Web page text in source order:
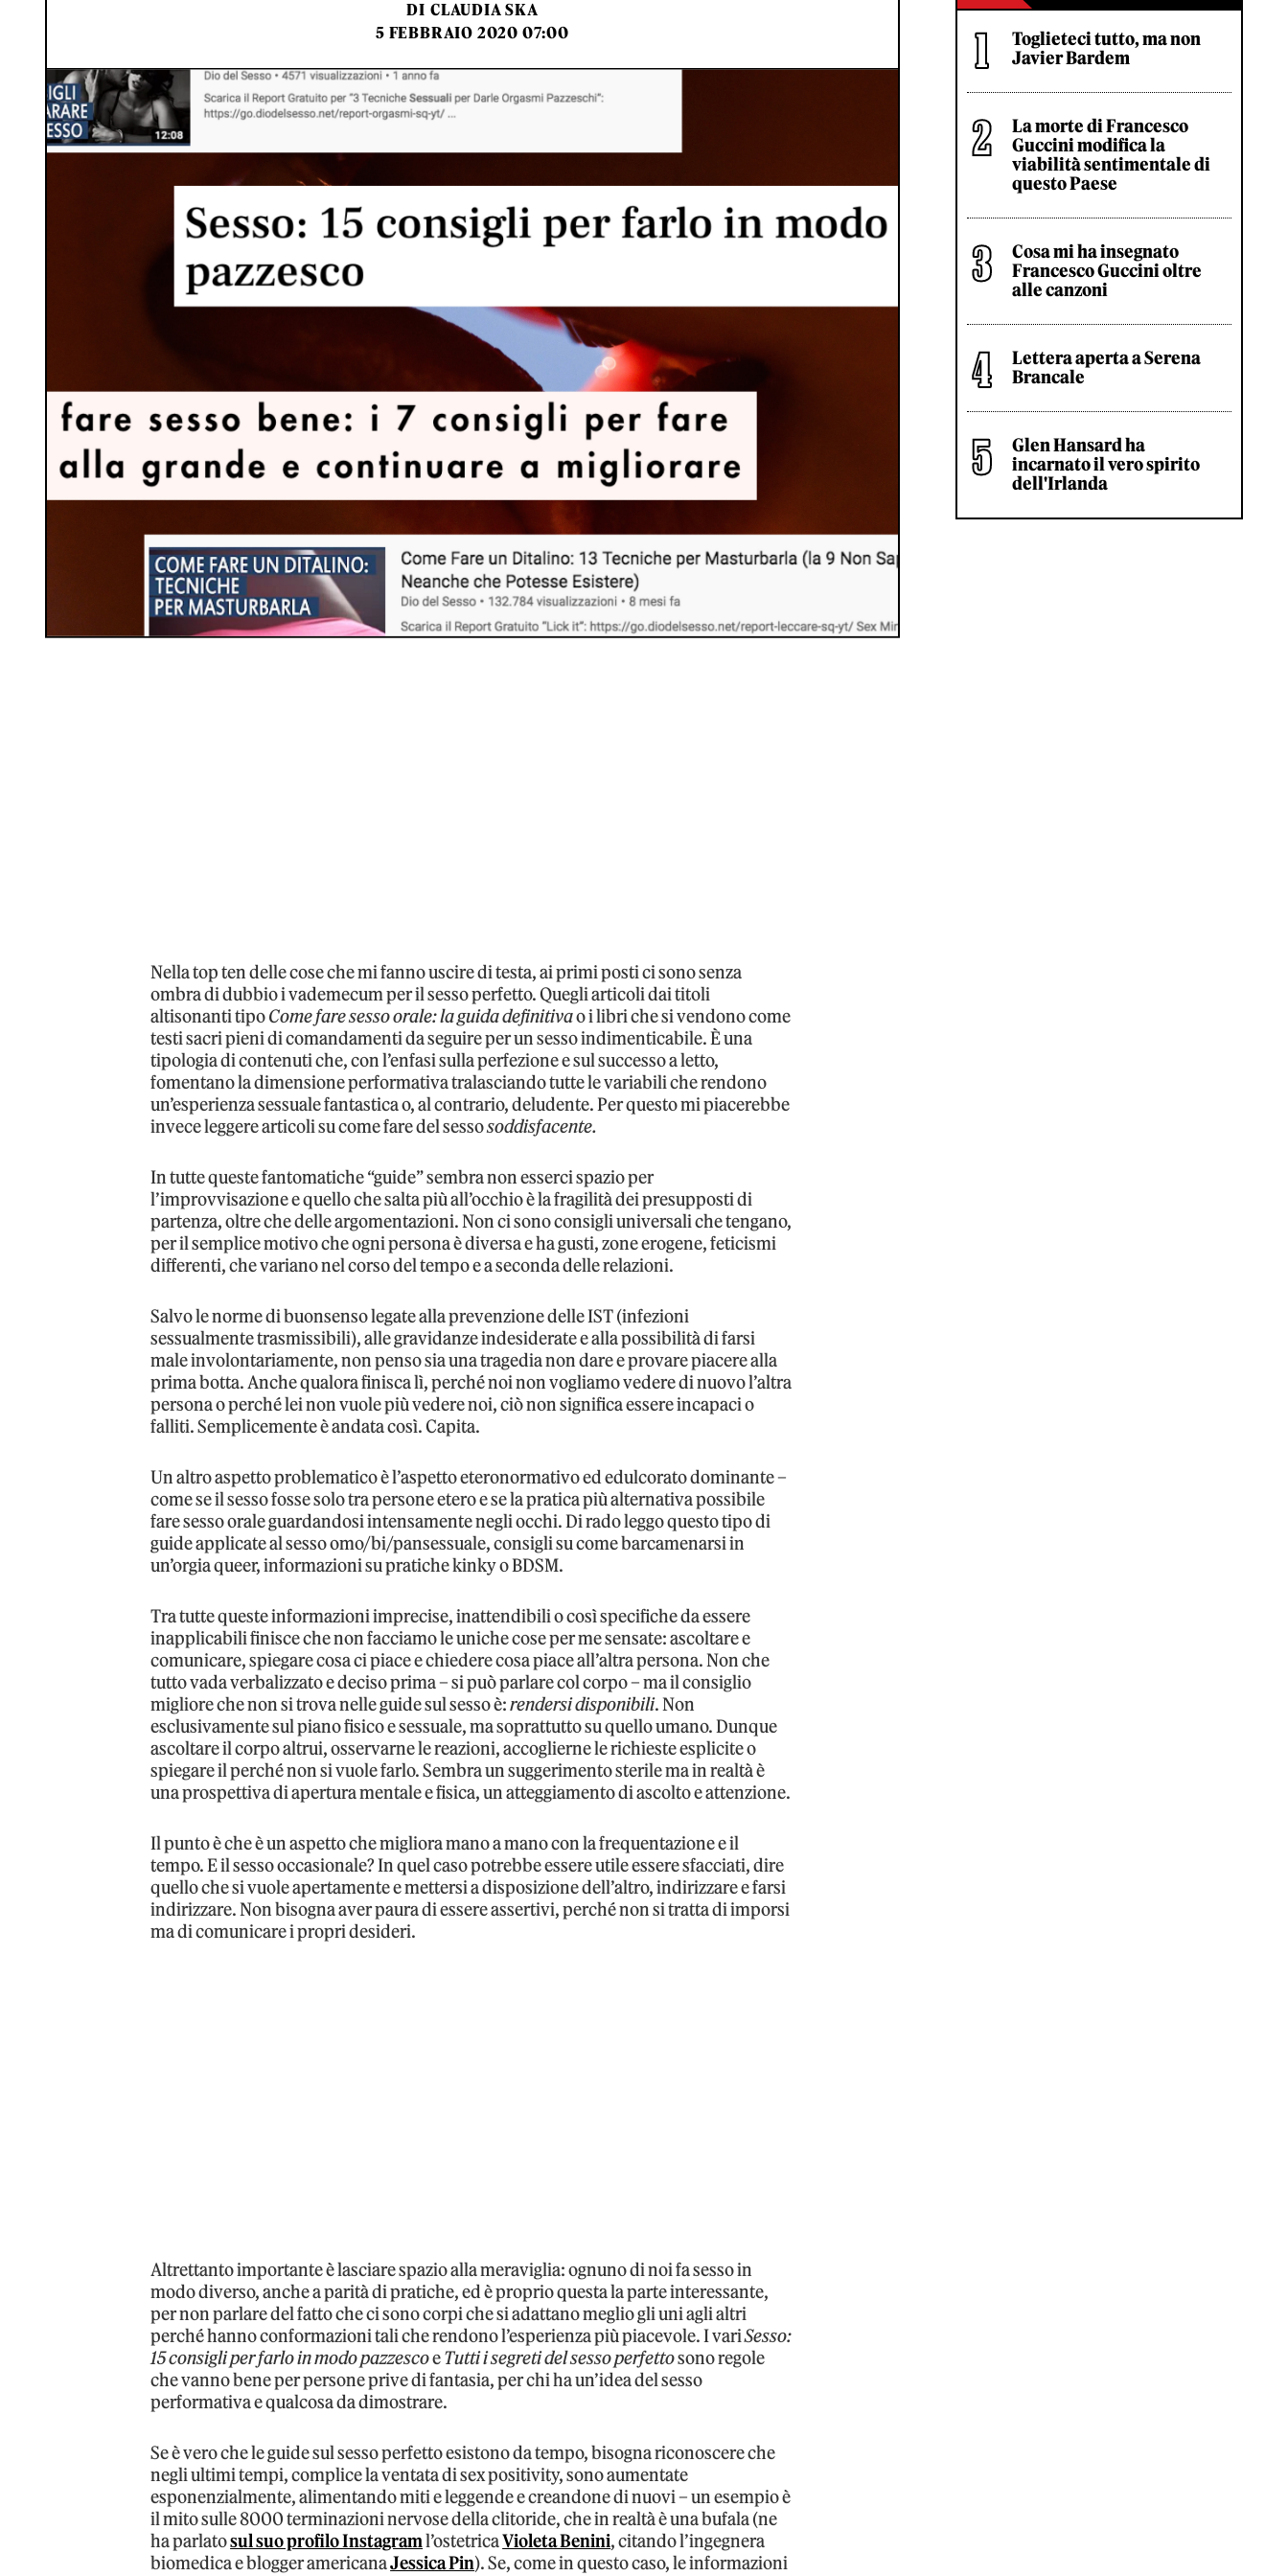
DI CLAUDIA SKA
5 FEBBRAIO 2020 07:00
Nella top ten delle cose che mi fanno uscire di testa, ai primi posti ci sono senza
ombra di dubbio i vademecum per il sesso perfetto. Quegli articoli dai titoli
altisonanti tipoCome fare sesso orale: la guida definitivao i libri che si vendono come
testi sacri pieni di comandamenti da seguire per un sesso indimenticabile. È una
tipologia di contenuti che, con l’enfasi sulla perfezione e sul successo a letto,
fomentano la dimensione performativa tralasciando tutte le variabili che rendono
un’esperienza sessuale fantastica o, al contrario, deludente. Per questo mi piacerebbe
invece leggere articoli su come fare del sessosoddisfacente.
In tutte queste fantomatiche “guide” sembra non esserci spazio per
l’improvvisazione e quello che salta più all’occhio è la fragilità dei presupposti di
partenza, oltre che delle argomentazioni. Non ci sono consigli universali che tengano,
per il semplice motivo che ogni persona è diversa e ha gusti, zone erogene, feticismi
differenti, che variano nel corso del tempo e a seconda delle relazioni.
Salvo le norme di buonsenso legate alla prevenzione delle IST (infezioni
sessualmente trasmissibili), alle gravidanze indesiderate e alla possibilità di farsi
male involontariamente, non penso sia una tragedia non dare e provare piacere alla
prima botta. Anche qualora finisca lì, perché noi non vogliamo vedere di nuovo l’altra
persona o perché lei non vuole più vedere noi, ciò non significa essere incapaci o
falliti. Semplicemente è andata così. Capita.
Un altro aspetto problematico è l’aspetto eteronormativo ed edulcorato dominante –
come se il sesso fosse solo tra persone etero e se la pratica più alternativa possibile
fare sesso orale guardandosi intensamente negli occhi. Di rado leggo questo tipo di
guide applicate al sesso omo/bi/pansessuale, consigli su come barcamenarsi in
un’orgia queer, informazioni su pratiche kinky o BDSM.
Tra tutte queste informazioni imprecise, inattendibili o così specifiche da essere
inapplicabili finisce che non facciamo le uniche cose per me sensate: ascoltare e
comunicare, spiegare cosa ci piace e chiedere cosa piace all’altra persona. Non che
tutto vada verbalizzato e deciso prima – si può parlare col corpo – ma il consiglio
migliore che non si trova nelle guide sul sesso è:rendersi disponibili. Non
esclusivamente sul piano fisico e sessuale, ma soprattutto su quello umano. Dunque
ascoltare il corpo altrui, osservarne le reazioni, accoglierne le richieste esplicite o
spiegare il perché non si vuole farlo. Sembra un suggerimento sterile ma in realtà è
una prospettiva di apertura mentale e fisica, un atteggiamento di ascolto e attenzione.
Il punto è che è un aspetto che migliora mano a mano con la frequentazione e il
tempo. E il sesso occasionale? In quel caso potrebbe essere utile essere sfacciati, dire
quello che si vuole apertamente e mettersi a disposizione dell’altro, indirizzare e farsi
indirizzare. Non bisogna aver paura di essere assertivi, perché non si tratta di imporsi
ma di comunicare i propri desideri.
Altrettanto importante è lasciare spazio alla meraviglia: ognuno di noi fa sesso in
modo diverso, anche a parità di pratiche, ed è proprio questa la parte interessante,
per non parlare del fatto che ci sono corpi che si adattano meglio gli uni agli altri
perché hanno conformazioni tali che rendono l’esperienza più piacevole. I variSesso:
15 consigli per farlo in modo pazzescoeTutti i segreti del sesso perfettosono regole
che vanno bene per persone prive di fantasia, per chi ha un’idea del sesso
performativa e qualcosa da dimostrare.
Se è vero che le guide sul sesso perfetto esistono da tempo, bisogna riconoscere che
negli ultimi tempi, complice la ventata di sex positivity, sono aumentate
esponenzialmente, alimentando miti e leggende e creandone di nuovi – un esempio è
il mito sulle 8000 terminazioni nervose della clitoride, che in realtà è una bufala (ne
ha parlatosul suo profilo Instagraml’ostetricaVioleta Benini, citando l’ingegnera
biomedica e blogger americanaJessica Pin). Se, come in questo caso, le informazioni
Toglieteci tutto, ma non
Javier Bardem
La morte di Francesco
Guccini modifica la
viabilità sentimentale di
questo Paese
Cosa mi ha insegnato
Francesco Guccini oltre
alle canzoni
Lettera aperta a Serena
Brancale
Glen Hansard ha
incarnato il vero spirito
dell'Irlanda